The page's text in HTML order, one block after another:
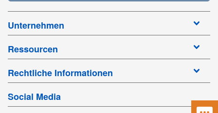
Unternehmen
Ressourcen
Rechtliche Informationen
Social Media